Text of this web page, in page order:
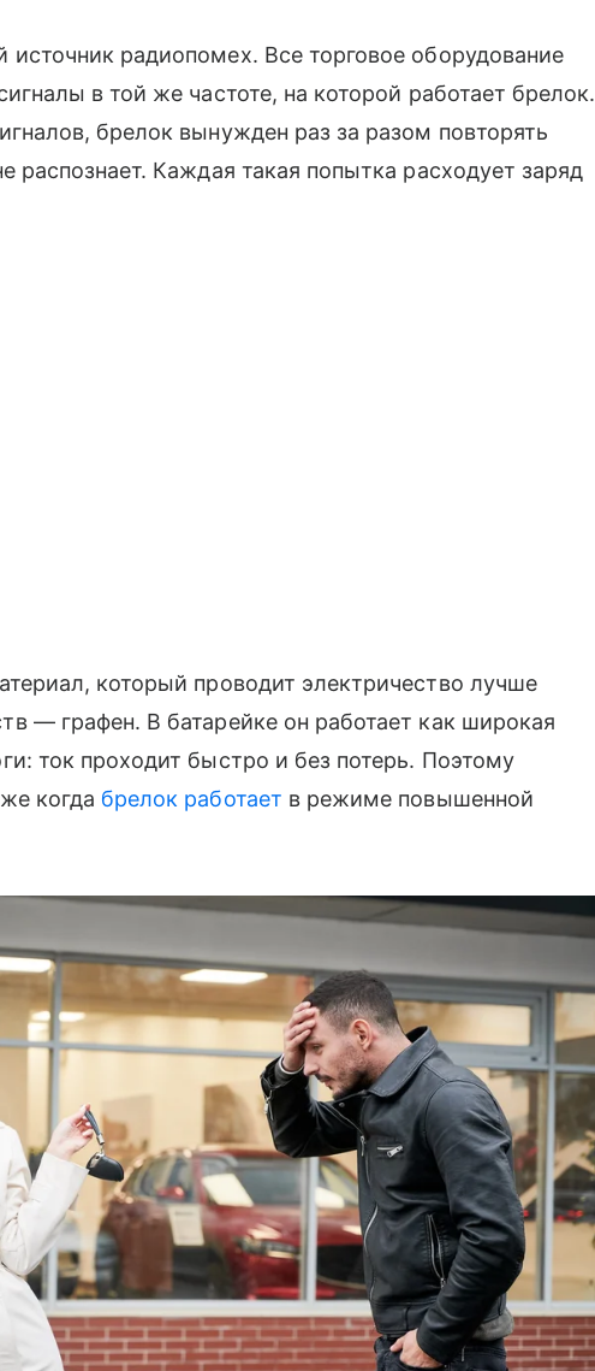
радиопомех. Все торговое оборудование
в той же частоте, на которой работает брелок.
брелок вынужден раз за разом повторять
распознает. Каждая такая попытка расходует заряд
который проводит электричество лучше
— графен. В батарейке он работает как широкая
ток проходит быстро и без потерь. Поэтому
когда брелок работает в режиме повышенной